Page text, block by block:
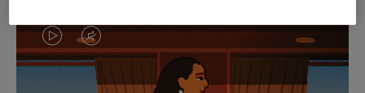
O
VÍDEO
O
VÍDEO